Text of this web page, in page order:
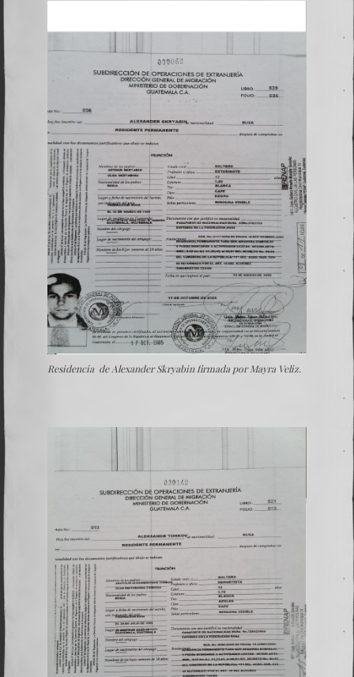
Residencia de Alexander Skryabin firmada por Mayra Veliz.